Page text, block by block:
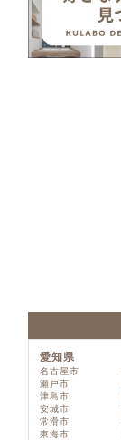
愛知県
名古屋市
瀬戸市
津島市
安城市
常滑市
東海市